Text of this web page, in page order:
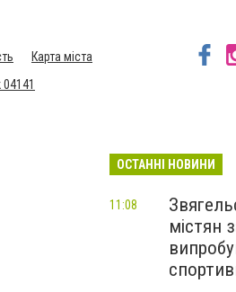
Карта міста
ОСТАННІ НОВИНИ
містян
11:08